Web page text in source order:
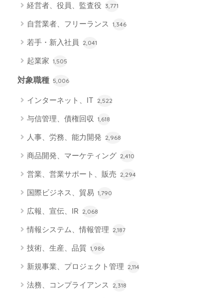
経営者、役員、監査役 3,771
自営業者、フリーランス 1,346
若手・新入社員 2,041
起業家 1,505
対象職種 5,006
インターネット、IT 2,522
与信管理、債権回収 1,618
人事、労務、能力開発 2,968
商品開発、マーケティング 2,410
営業、営業サポート、販売 2,294
国際ビジネス、貿易 1,790
広報、宣伝、IR 2,068
情報システム、情報管理 2,187
技術、生産、品質 1,986
新規事業、プロジェクト管理 2,114
法務、コンプライアンス 2,318